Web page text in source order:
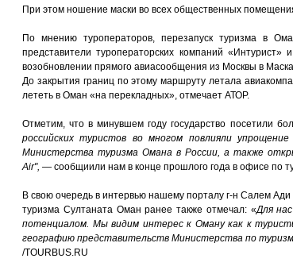
При этом ношение маски во всех общественных
По мнению туроператоров, перезапуск туризма в
представители туроператорских компаний
возобновлении прямого авиасообщения из Москвы в
До закрытия границ по этому маршруту летала
лететь в Оман «на перекладных», отмечает АТОР.
Отметим, что в минувшем году государство посетили
российских туристов во многом повлияли
Министерства туризма Омана в России, а также
Air", — сообщиили нам в конце прошлого года в офисе по
В свою очередь в интервью нашему порталу г-н Салем
туризма Султаната Оман ранее также отмечал: «Для
потенциалом. Мы видим интерес к Оману как к
географию представительств Министерства по
/TOURBUS.RU